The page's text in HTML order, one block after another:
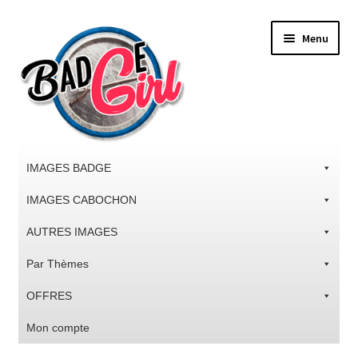
la
navigation
contenu
Menu
IMAGES BADGE
IMAGES CABOCHON
AUTRES IMAGES
Par Thèmes
OFFRES
Mon compte